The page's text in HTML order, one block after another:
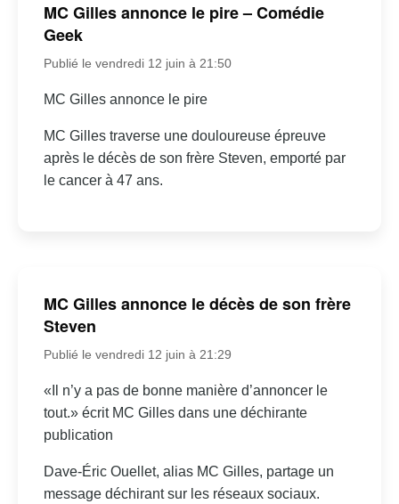
MC Gilles annonce le pire – Comédie
Geek
Publié le vendredi 12 juin à 21:50
MC Gilles annonce le pire
MC Gilles traverse une douloureuse épreuve
après le décès de son frère Steven, emporté par
le cancer à 47 ans.
MC Gilles annonce le décès de son frère
Steven
Publié le vendredi 12 juin à 21:29
«Il n’y a pas de bonne manière d’annoncer le
tout.» écrit MC Gilles dans une déchirante
publication
Dave-Éric Ouellet, alias MC Gilles, partage un
message déchirant sur les réseaux sociaux.